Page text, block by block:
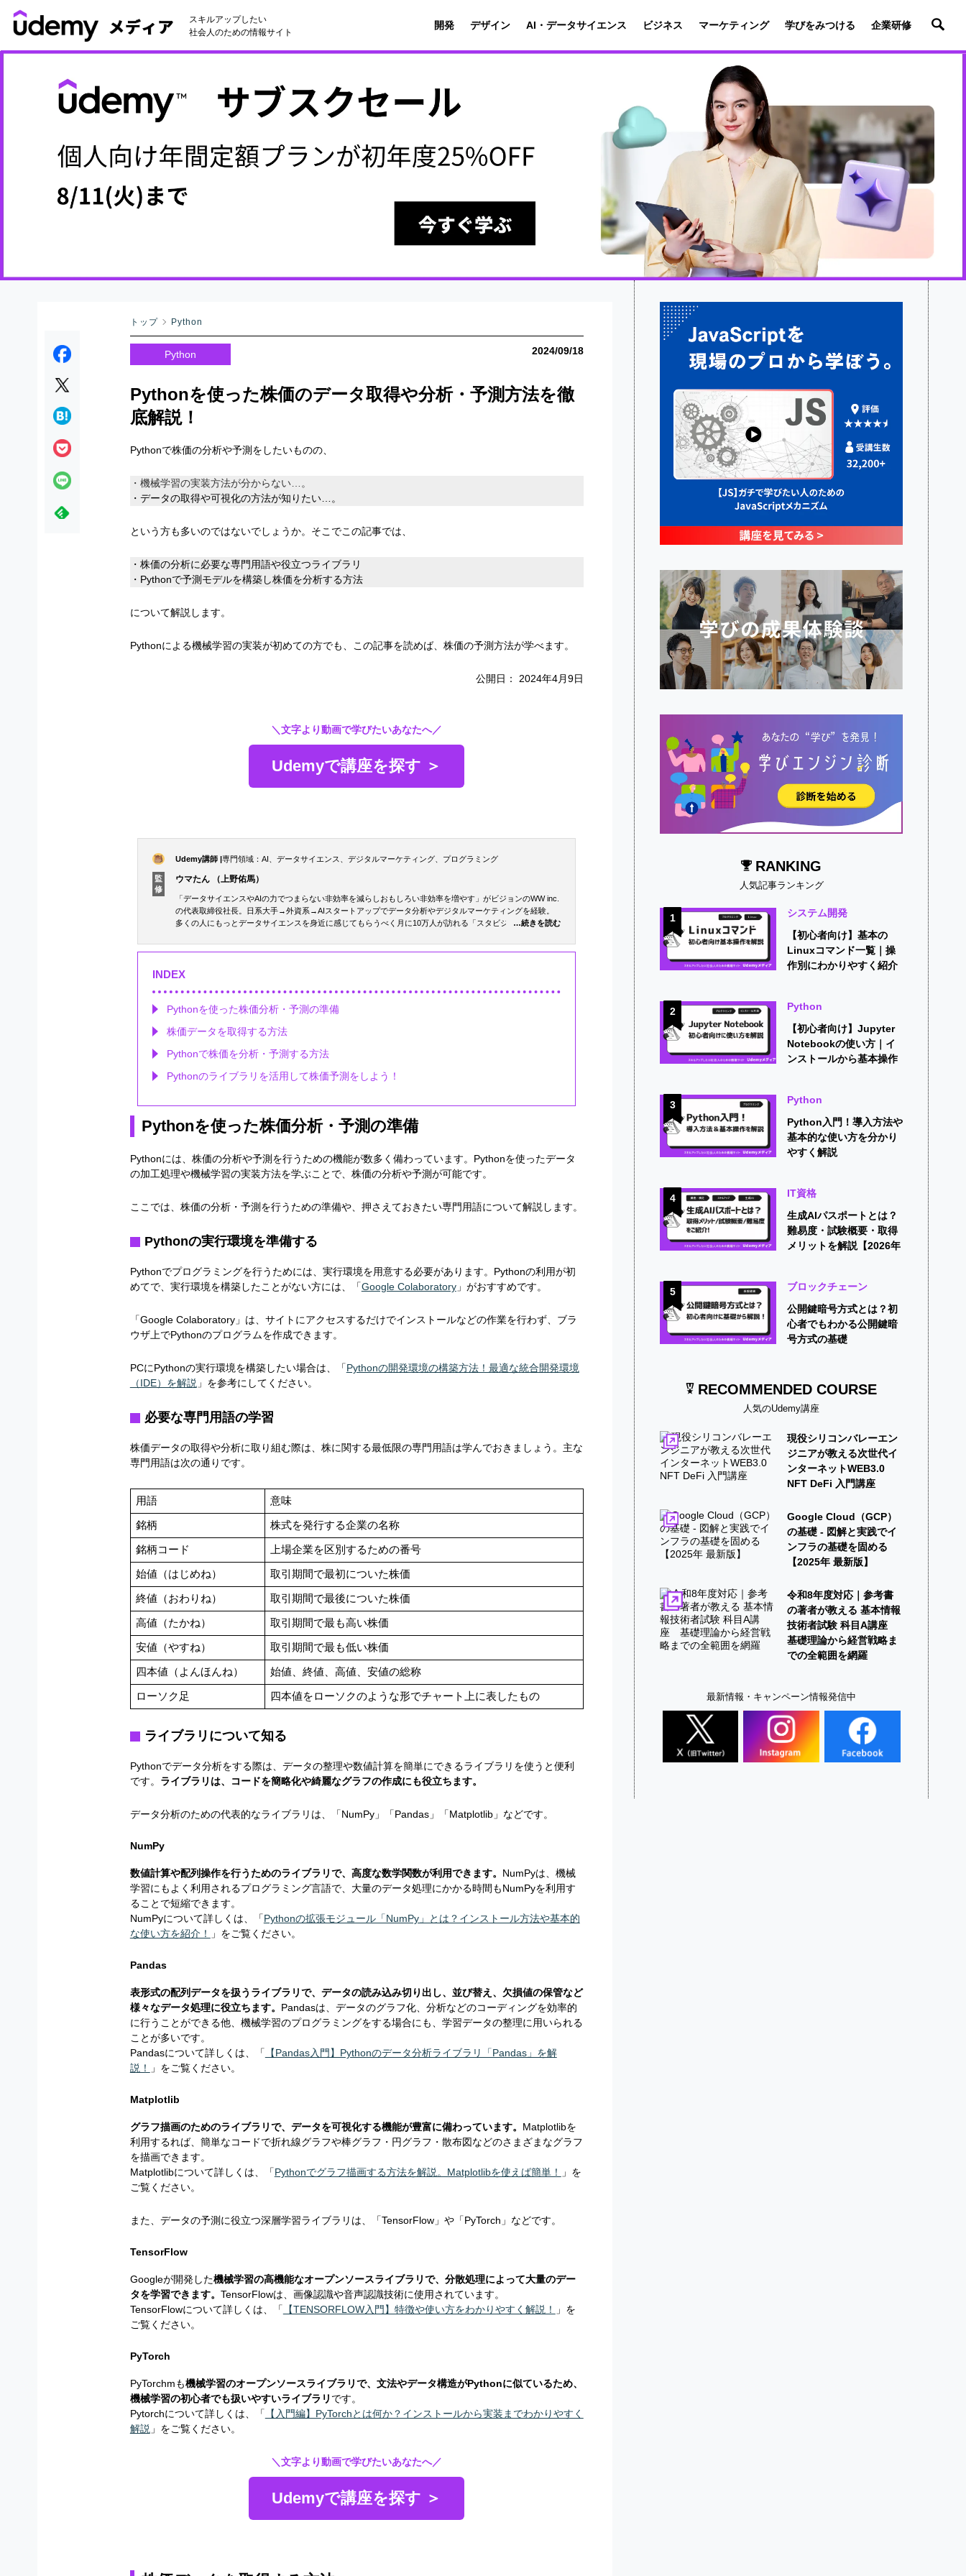
スキルアップしたい
社会人のための情報サイト
開発 デザイン AI・データサイエンス ビジネス マーケティング 学びをみつける 企業研修
トップ Python
Python 2024/09/18
Pythonを使った株価のデータ取得や分析・予測方法を徹
底解説！
Pythonで株価の分析や予測をしたいものの、
・機械学習の実装方法が分からない…。
・データの取得や可視化の方法が知りたい…。
という方も多いのではないでしょうか。そこでこの記事では、
・株価の分析に必要な専門用語や役立つライブラリ
・Pythonで予測モデルを構築し株価を分析する方法
について解説します。
Pythonによる機械学習の実装が初めての方でも、この記事を読めば、株価の予測方法が学べます。
公開日： 2024年4月9日
＼文字より動画で学びたいあなたへ／
Udemyで講座を探す ＞
監
修
Udemy講師 |専門領域：AI、データサイエンス、デジタルマーケティング、プログラミング
ウマたん （上野佑馬）
「データサイエンスやAIの力でつまらない非効率を減らしおもしろい非効率を増やす」がビジョンのWW inc.
の代表取締役社長。日系大手→外資系→AIスタートアップでデータ分析やデジタルマーケティングを経験。
多くの人にもっとデータサイエンスを身近に感じてもらうべく月に10万人が訪れる「スタビジ」というメデ
ケティング×データ分析」など。
…続きを読む
INDEX
Pythonを使った株価分析・予測の準備
株価データを取得する方法
Pythonで株価を分析・予測する方法
Pythonのライブラリを活用して株価予測をしよう！
Pythonを使った株価分析・予測の準備
Pythonには、株価の分析や予測を行うための機能が数多く備わっています。Pythonを使ったデータ
の加工処理や機械学習の実装方法を学ぶことで、株価の分析や予測が可能です。
ここでは、株価の分析・予測を行うための準備や、押さえておきたい専門用語について解説します。
Pythonの実行環境を準備する
Pythonでプログラミングを行うためには、実行環境を用意する必要があります。Pythonの利用が初
めてで、実行環境を構築したことがない方には、「Google Colaboratory」がおすすめです。
「Google Colaboratory」は、サイトにアクセスするだけでインストールなどの作業を行わず、ブラ
ウザ上でPythonのプログラムを作成できます。
PCにPythonの実行環境を構築したい場合は、「Pythonの開発環境の構築方法！最適な統合開発環境
（IDE）を解説」を参考にしてください。
必要な専門用語の学習
株価データの取得や分析に取り組む際は、株に関する最低限の専門用語は学んでおきましょう。主な
専門用語は次の通りです。
用語
意味
銘柄
株式を発行する企業の名称
銘柄コード
上場企業を区別するための番号
始値（はじめね）
取引期間で最初についた株価
終値（おわりね）
取引期間で最後についた株価
高値（たかね）
取引期間で最も高い株価
安値（やすね）
取引期間で最も低い株価
四本値（よんほんね）
始値、終値、高値、安値の総称
ローソク足
四本値をローソクのような形でチャート上に表したもの
ライブラリについて知る
Pythonでデータ分析をする際は、データの整理や数値計算を簡単にできるライブラリを使うと便利
です。 ライブラリは、コードを簡略化や綺麗なグラフの作成にも役立ちます。
データ分析のための代表的なライブラリは、「NumPy」「Pandas」「Matplotlib」などです。
NumPy
数値計算や配列操作を行うためのライブラリで、高度な数学関数が利用できます。 NumPyは、機械
学習にもよく利用されるプログラミング言語で、大量のデータ処理にかかる時間もNumPyを利用す
ることで短縮できます。
NumPyについて詳しくは、「Pythonの拡張モジュール「NumPy」とは？インストール方法や基本的
な使い方を紹介！
」をご覧ください。
Pandas
表形式の配列データを扱うライブラリで、データの読み込み切り出し、並び替え、欠損値の保管など
様々なデータ処理に役立ちます。 Pandasは、データのグラフ化、分析などのコーディングを効率的
に行うことができる他、機械学習のプログラミングをする場合にも、学習データの整理に用いられる
ことが多いです。
Pandasについて詳しくは、「
【Pandas入門】Pythonのデータ分析ライブラリ「Pandas」を解
説！
」をご覧ください。
Matplotlib
グラフ描画のためのライブラリで、データを可視化する機能が豊富に備わっています。 Matplotlibを
利用するれば、簡単なコードで折れ線グラフや棒グラフ・円グラフ・散布図などのさまざまなグラフ
を描画できます。
Matplotlibについて詳しくは、「Pythonでグラフ描画する方法を解説。Matplotlibを使えば簡単！
」を
ご覧ください。
また、データの予測に役立つ深層学習ライブラリは、「TensorFlow」や「PyTorch」などです。
TensorFlow
Googleが開発した機械学習の高機能なオープンソースライブラリで、分散処理によって大量のデー
タを学習できます。 TensorFlowは、画像認識や音声認識技術に使用されています。
TensorFlowについて詳しくは、「
【TENSORFLOW入門】特徴や使い方をわかりやすく解説！
」を
ご覧ください。
PyTorch
PyTorchmも機械学習のオープンソースライブラリで、文法やデータ構造がPythonに似ているため、
機械学習の初心者でも扱いやすいライブラリ です。
Pytorchについて詳しくは、「
【入門編】PyTorchとは何か？インストールから実装までわかりやすく
解説」をご覧ください。
＼文字より動画で学びたいあなたへ／
Udemyで講座を探す ＞
RANKING
人気記事ランキング
1
システム開発
【初心者向け】基本の
Linuxコマンド一覧｜操
作別にわかりやすく紹介
2
Python
【初心者向け】Jupyter
Notebookの使い方｜イ
ンストールから基本操作
3
Python
Python入門！導入方法や
基本的な使い方を分かり
やすく解説
4
IT資格
生成AIパスポートとは？
難易度・試験概要・取得
メリットを解説【2026年
5
ブロックチェーン
公開鍵暗号方式とは？初
心者でもわかる公開鍵暗
号方式の基礎
RECOMMENDED COURSE
人気のUdemy講座
現役シリコンバレーエン
ジニアが教える次世代イ
ンターネットWEB3.0
NFT DeFi 入門講座
Google Cloud（GCP）
の基礎 - 図解と実践でイ
ンフラの基礎を固める
【2025年 最新版】
令和8年度対応｜参考書
の著者が教える 基本情報
技術者試験 科目A講座
基礎理論から経営戦略ま
での全範囲を網羅
最新情報・キャンペーン情報発信中